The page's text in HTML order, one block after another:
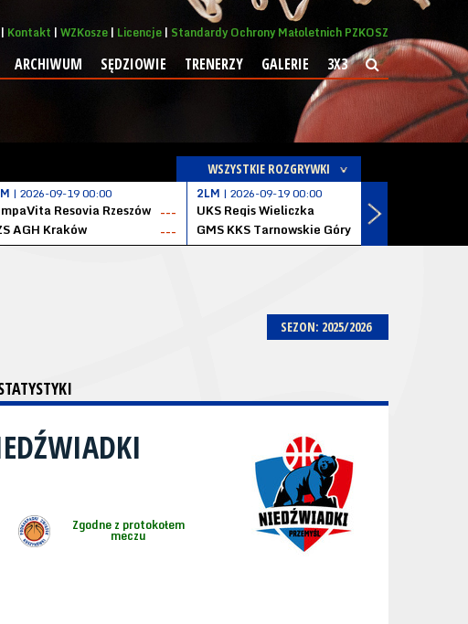
Kontakt WZKosze Licencje Standardy Ochrony Małoletnich PZKOSZ
ARCHIWUM SĘDZIOWIE TRENERZY GALERIE 3X3
WSZYSTKIE ROZGRYWKI
| 2026-09-19 00:00
Resovia Rzeszów ---
AGH Kraków
---
2LM | 2026-09-19 00:00
UKS Regis Wieliczka
---
GMS KKS Tarnowskie Góry
SEZON: 2025/2026
Zgodne z protokołem
meczu